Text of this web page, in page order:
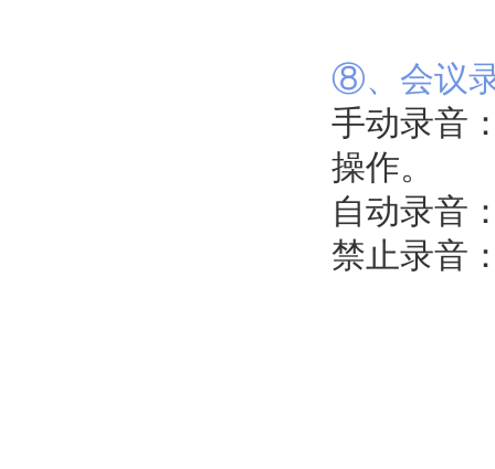
⑧、会议
手动录音
操作。
自动录音
禁止录音